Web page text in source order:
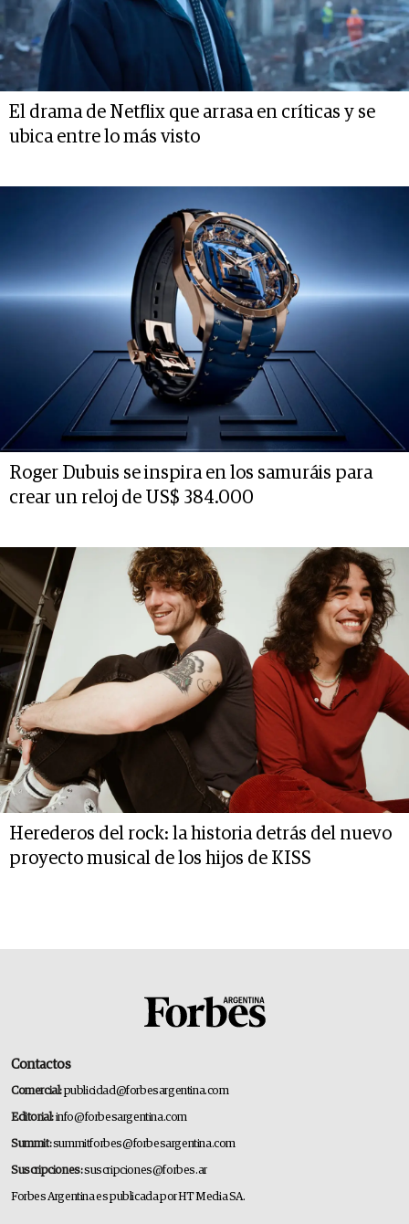
El drama de Netflix que arrasa en críticas y se
ubica entre lo más visto
Roger Dubuis se inspira en los samuráis para
crear un reloj de US$ 384.000
Herederos del rock: la historia detrás del nuevo
proyecto musical de los hijos de KISS
Contactos
Comercial:publicidad@forbesargentina.com
Editorial:info@forbesargentina.com
Summit:summitforbes@forbesargentina.com
Suscripciones:suscripciones@forbes.ar
Forbes Argentina es publicada por HT Media SA.